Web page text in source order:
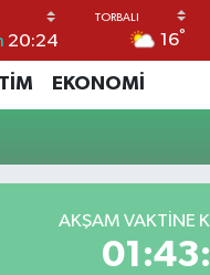
20:24 16°
EKONOMİ
AKŞAM VAKTİNE